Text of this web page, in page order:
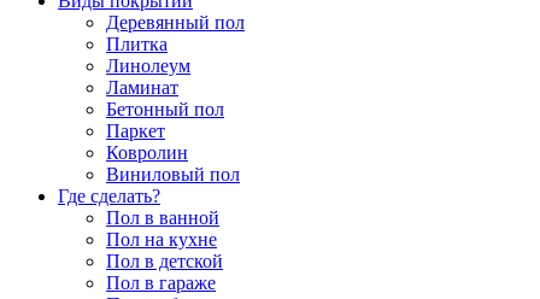
Деревянный пол
Плитка
Линолеум
Ламинат
Бетонный пол
Паркет
Ковролин
Виниловый пол
Где сделать?
Пол в ванной
Пол на кухне
Пол в детской
Пол в гараже